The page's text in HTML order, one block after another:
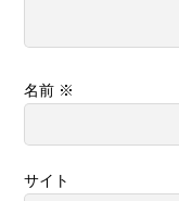
名前 ※
サイト